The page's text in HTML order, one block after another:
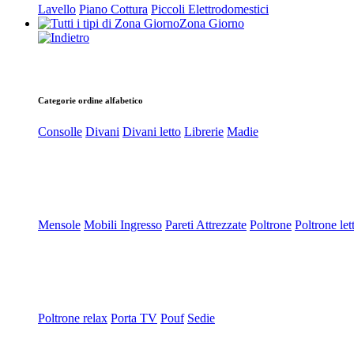
Lavello Piano Cottura Piccoli Elettrodomestici
Zona Giorno
Categorie ordine alfabetico
Consolle Divani Divani letto Librerie Madie
Mensole Mobili Ingresso Pareti Attrezzate Poltrone Poltrone
Poltrone relax Porta TV Pouf Sedie